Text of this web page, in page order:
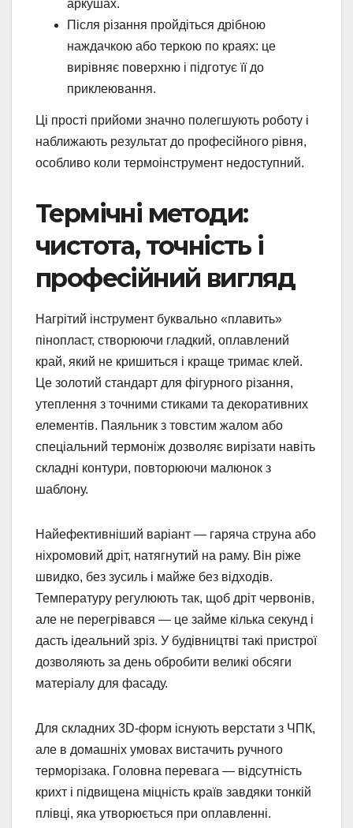
аркушах.
Після різання пройдіться дрібною
наждачкою або теркою по краях: це
вирівняє поверхню і підготує її до
приклеювання.
Ці прості прийоми значно полегшують роботу і
наближають результат до професійного рівня,
особливо коли термоінструмент недоступний.
Термічні методи:
чистота, точність і
професійний вигляд
Нагрітий інструмент буквально «плавить»
пінопласт, створюючи гладкий, оплавлений
край, який не кришиться і краще тримає клей.
Це золотий стандарт для фігурного різання,
утеплення з точними стиками та декоративних
елементів. Паяльник з товстим жалом або
спеціальний термоніж дозволяє вирізати навіть
складні контури, повторюючи малюнок з
шаблону.
Найефективніший варіант — гаряча струна або
ніхромовий дріт, натягнутий на раму. Він ріже
швидко, без зусиль і майже без відходів.
Температуру регулюють так, щоб дріт червонів,
але не перегрівався — це займе кілька секунд і
дасть ідеальний зріз. У будівництві такі пристрої
дозволяють за день обробити великі обсяги
матеріалу для фасаду.
Для складних 3D-форм існують верстати з ЧПК,
але в домашніх умовах вистачить ручного
терморізака. Головна перевага — відсутність
крихт і підвищена міцність країв завдяки тонкій
плівці, яка утворюється при оплавленні.